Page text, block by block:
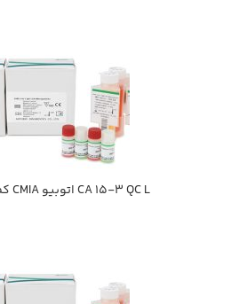
CA 15-3 QC L اتوبيو CMIA كمي Autobio